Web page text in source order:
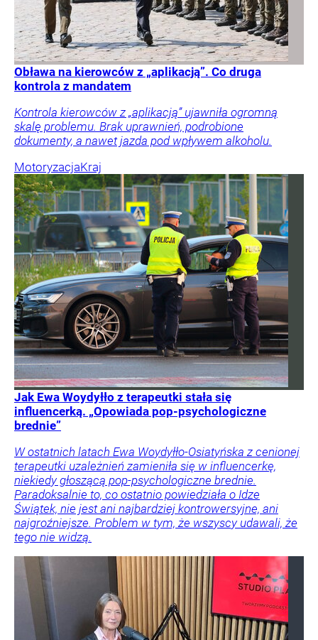
Obława na kierowców z „aplikacją”. Co druga
kontrola z mandatem
Kontrola kierowców z „aplikacją” ujawniła ogromną
skalę problemu. Brak uprawnień, podrobione
dokumenty, a nawet jazda pod wpływem alkoholu.
MotoryzacjaKraj
Jak Ewa Woydyłło z terapeutki stała się
influencerką. „Opowiada pop-psychologiczne
brednie”
W ostatnich latach Ewa Woydyłło-Osiatyńska z cenionej
terapeutki uzależnień zamieniła się w influencerkę,
niekiedy głoszącą pop-psychologiczne brednie.
Paradoksalnie to, co ostatnio powiedziała o Idze
Świątek, nie jest ani najbardziej kontrowersyjne, ani
najgroźniejsze. Problem w tym, że wszyscy udawali, że
tego nie widzą.